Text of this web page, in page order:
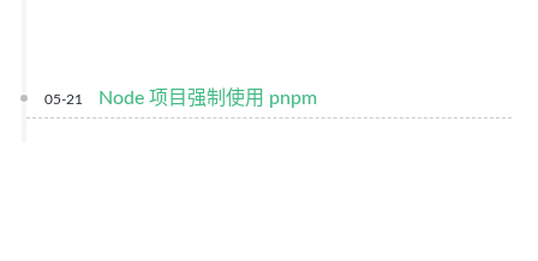
05-21 Node 项目强制使用 pnpm